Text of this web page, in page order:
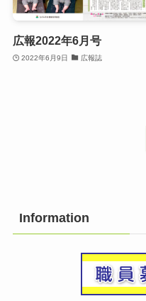
広報2022年6月号
2022年6月9日 広報誌
Information